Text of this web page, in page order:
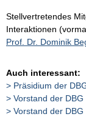
Stellvertretendes
Interaktionen
Prof. Dr. Dominik
Auch interessant:
Präsidium der
Vorstand der
Vorstand der